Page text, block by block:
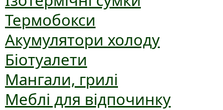
Термобокси
Акумулятори холоду
Біотуалети
Мангали, грилі
Меблі для відпочинку